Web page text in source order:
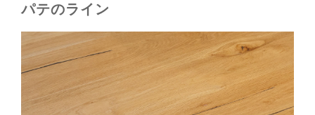
パテのライン